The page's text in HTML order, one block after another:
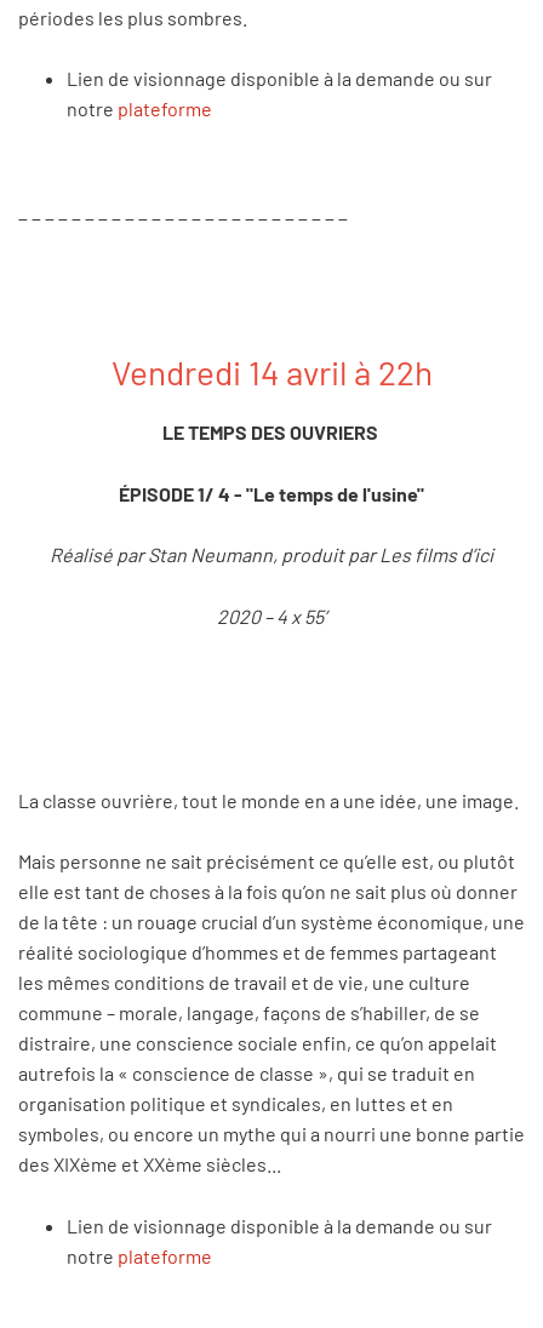
périodes les plus sombres.
Lien de visionnage disponible à la demande ou sur
notre plateforme
Vendredi 14 avril à 22h
LE TEMPS DES OUVRIERS
ÉPISODE 1/ 4 - "Le temps de l'usine"
Réalisé par Stan Neumann, produit par Les films d’ici
2020 – 4 x 55’
La classe ouvrière, tout le monde en a une idée, une image.
Mais personne ne sait précisément ce qu’elle est, ou plutôt
elle est tant de choses à la fois qu’on ne sait plus où donner
de la tête : un rouage crucial d’un système économique, une
réalité sociologique d’hommes et de femmes partageant
les mêmes conditions de travail et de vie, une culture
commune – morale, langage, façons de s’habiller, de se
distraire, une conscience sociale enfin, ce qu’on appelait
autrefois la « conscience de classe », qui se traduit en
organisation politique et syndicales, en luttes et en
symboles, ou encore un mythe qui a nourri une bonne partie
des XIXème et XXème siècles...
Lien de visionnage disponible à la demande ou sur
notre plateforme